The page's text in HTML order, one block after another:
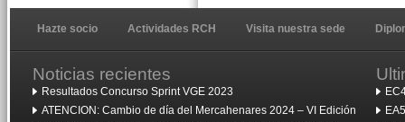
Hazte socio Actividades RCH Visita nuestra sede
Noticias recientes
Resultados Concurso Sprint VGE 2023
ATENCION: Cambio de día del Mercahenares 2024 – VI Edición